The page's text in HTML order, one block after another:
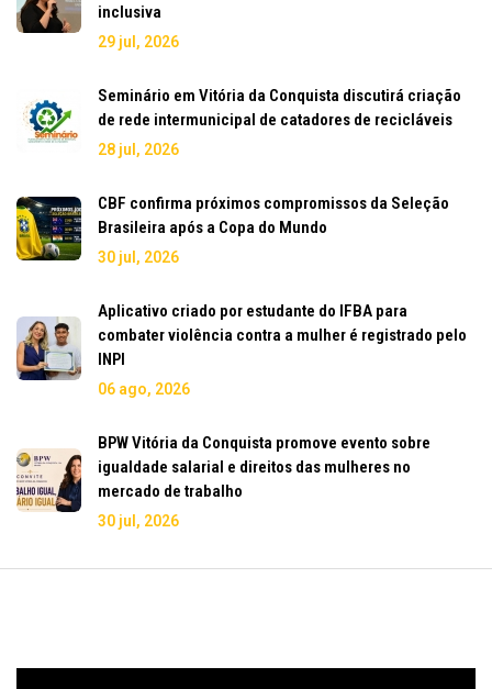
inclusiva
29 jul, 2026
Seminário em Vitória da Conquista discutirá criação
de rede intermunicipal de catadores de recicláveis
28 jul, 2026
CBF confirma próximos compromissos da Seleção
Brasileira após a Copa do Mundo
30 jul, 2026
Aplicativo criado por estudante do IFBA para
combater violência contra a mulher é registrado pelo
INPI
06 ago, 2026
BPW Vitória da Conquista promove evento sobre
igualdade salarial e direitos das mulheres no
mercado de trabalho
30 jul, 2026